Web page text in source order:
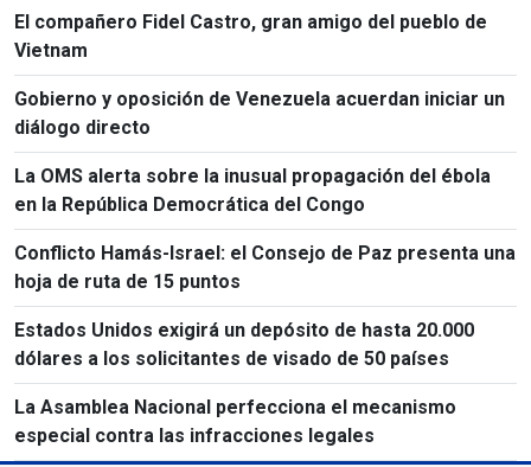
El compañero Fidel Castro, gran amigo del pueblo de
Vietnam
Gobierno y oposición de Venezuela acuerdan iniciar un
diálogo directo
La OMS alerta sobre la inusual propagación del ébola
en la República Democrática del Congo
Conflicto Hamás-Israel: el Consejo de Paz presenta una
hoja de ruta de 15 puntos
Estados Unidos exigirá un depósito de hasta 20.000
dólares a los solicitantes de visado de 50 países
La Asamblea Nacional perfecciona el mecanismo
especial contra las infracciones legales